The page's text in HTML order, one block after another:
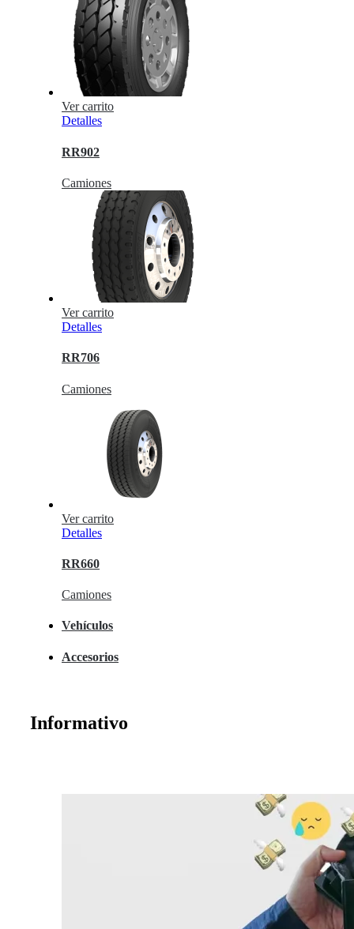
Ver carrito
Detalles
RR902
Camiones
Ver carrito
Detalles
RR706
Camiones
Ver carrito
Detalles
RR660
Camiones
Vehículos
Accesorios
Informativo